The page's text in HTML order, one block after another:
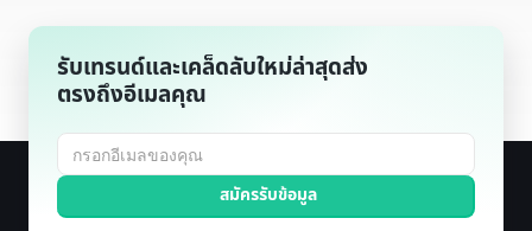
รับเทรนด์และเคล็ดลับใหม่ล่าสุดส่ง
ตรงถึงอีเมลคุณ